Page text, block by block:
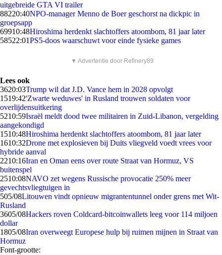
uitgebreide GTA VI trailer
88220:40NPO-manager Menno de Boer geschorst na dickpic in
groepsapp
69910:48Hiroshima herdenkt slachtoffers atoombom, 81 jaar later
58522:01PS5-doos waarschuwt voor einde fysieke games
▼ Advertentie door Refinery89
Lees ook
3620:03Trump wil dat J.D. Vance hem in 2028 opvolgt
1519:42'Zwarte weduwes' in Rusland trouwen soldaten voor
overlijdensuitkering
5210:59Israël meldt dood twee militairen in Zuid-Libanon, vergelding
aangekondigd
1510:48Hiroshima herdenkt slachtoffers atoombom, 81 jaar later
1610:32Drone met explosieven bij Duits vliegveld voedt vrees voor
hybride aanval
2210:16Iran en Oman eens over route Straat van Hormuz, VS
buitenspel
2510:08NAVO zet wegens Russische provocatie 250% meer
gevechtsvliegtuigen in
505/08Litouwen vindt opnieuw migrantentunnel onder grens met Wit-
Rusland
3605/08Hackers roven Coldcard-bitcoinwallets leeg voor 114 miljoen
dollar
1805/08Iran overweegt Europese hulp bij ruimen mijnen in Straat van
Hormuz
Font-grootte: